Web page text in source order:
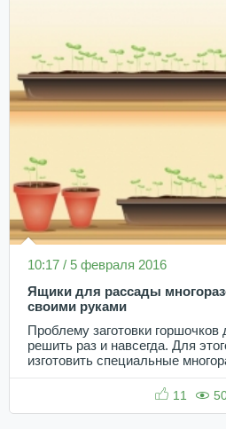
10:17 / 5 февраля 2016
Ящики для рассады
своими руками
Проблему заготовки
решить раз и навсегда. Для
изготовить специальные
11